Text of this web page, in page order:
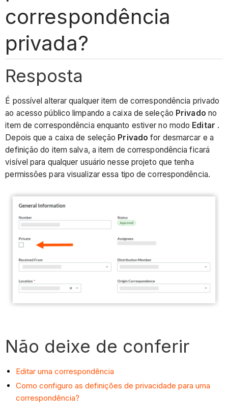
correspondência
privada?
Resposta
É possível alterar qualquer item de correspondência privado
ao acesso público limpando a caixa de seleção Privado no
item de correspondência enquanto estiver no modo Editar .
Depois que a caixa de seleção Privado for desmarcar e a
definição do item salva, a item de correspondência ficará
visível para qualquer usuário nesse projeto que tenha
permissões para visualizar essa tipo de correspondência.
Não deixe de conferir
Editar uma correspondência
Como configuro as definições de privacidade para uma
correspondência?